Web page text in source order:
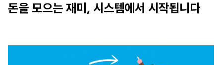
돈을 모으는 재미, 시스템에서 시작됩니다